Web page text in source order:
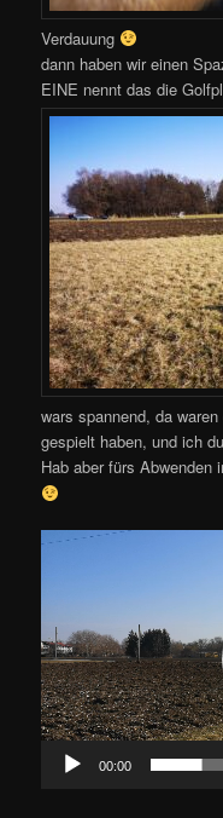
Verdauung
dann haben wir einen
EINE nennt das die
wars spannend, da
gespielt haben, und ich
Hab aber fürs Abwenden
Video-
00:00